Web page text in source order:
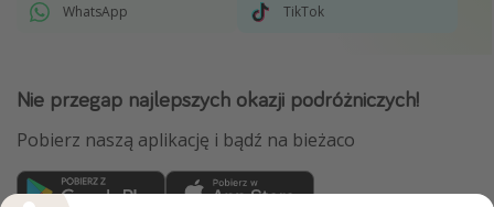
WhatsApp TikTok
Nie przegap najlepszych okazji podróżniczych!
Pobierz naszą aplikację i bądź na bieżaco